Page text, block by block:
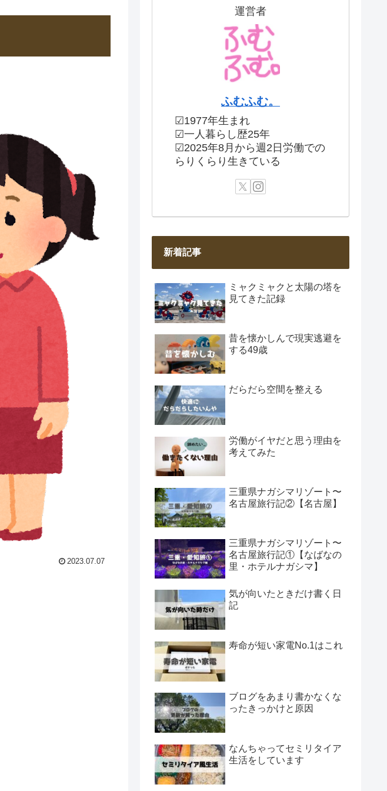
2023.07.07
運営者
ふむふむ。
☑1977年生まれ
☑一人暮らし歴25年
☑2025年8月から週2日労働での
らりくらり生きている
新着記事
ミャクミャクと太陽の塔を
見てきた記録
昔を懐かしんで現実逃避を
する49歳
だらだら空間を整える
労働がイヤだと思う理由を
考えてみた
三重県ナガシマリゾート〜
名古屋旅行記②【名古屋】
三重県ナガシマリゾート〜
名古屋旅行記①【なばなの
里・ホテルナガシマ】
気が向いたときだけ書く日
記
寿命が短い家電No.1はこれ
ブログをあまり書かなくな
ったきっかけと原因
なんちゃってセミリタイア
生活をしています